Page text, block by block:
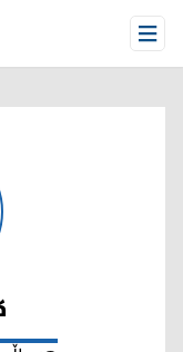
Open Menu